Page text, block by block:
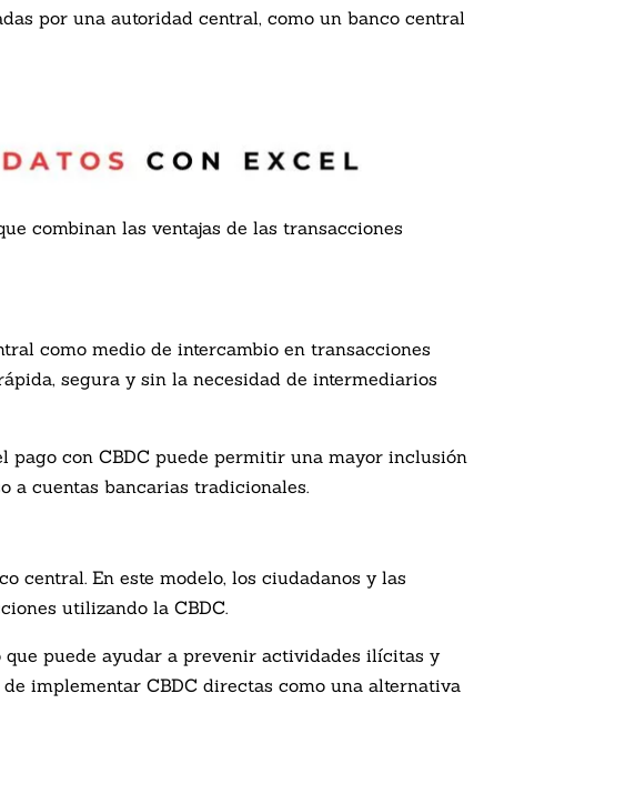
por una autoridad central, como un banco central
combinan las ventajas de las transacciones
como medio de intercambio en transacciones
segura y sin la necesidad de intermediarios
pago con CBDC puede permitir una mayor inclusión
a cuentas bancarias tradicionales.
central. En este modelo, los ciudadanos y las
utilizando la CBDC.
puede ayudar a prevenir actividades ilícitas y
implementar CBDC directas como una alternativa